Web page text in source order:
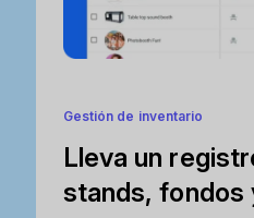
Gestión de inventario
Lleva un
stands, fondos